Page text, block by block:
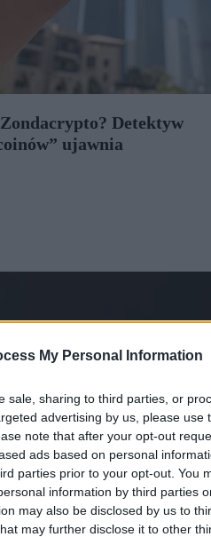
My Personal Information
sale, sharing to third parties, or
advertising by us, please use
note that after your opt-out
ads based on personal
parties prior to your opt-out. You
information by third parties
may also be disclosed by us to
may further disclose it to other
Detektyw
ujawnia